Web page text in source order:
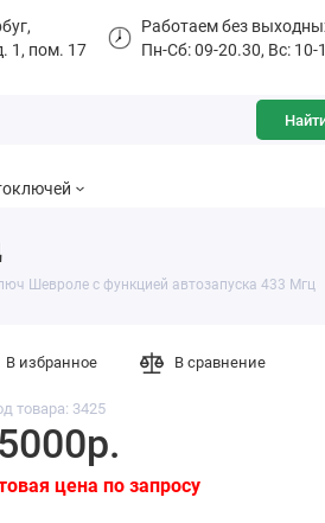
1, пом. 17
Работаем без
Пн-Сб: 09-20.30, Вс: 10-
Шевроле с функцией автозапуска 433 Мгц
товара: 3425
цена по запросу
В избранное В сравнение